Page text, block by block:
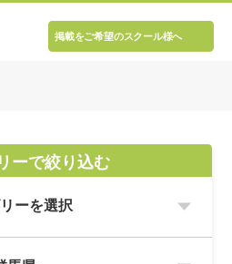
掲載をご希望のスクール様へ
ーで絞り込む